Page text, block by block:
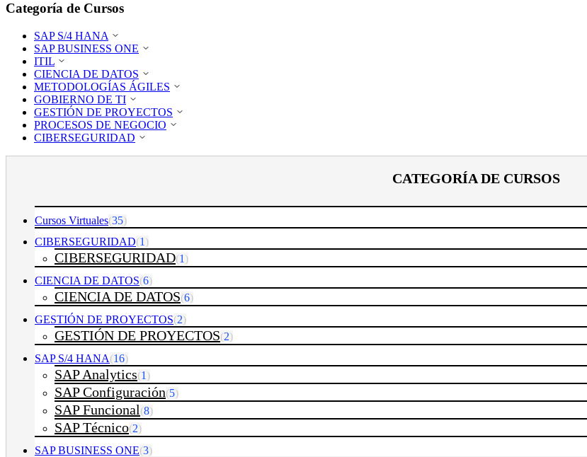
Categoría de Cursos
SAP S/4 HANA
SAP BUSINESS ONE
ITIL
CIENCIA DE DATOS
METODOLOGÍAS ÁGILES
GOBIERNO DE TI
GESTIÓN DE PROYECTOS
PROCESOS DE NEGOCIO
CIBERSEGURIDAD
CATEGORÍA DE CURSOS
Cursos Virtuales(35)
CIBERSEGURIDAD(1 )
CIBERSEGURIDAD(1 )
CIENCIA DE DATOS(6)
CIENCIA DE DATOS(6)
GESTIÓN DE PROYECTOS(2)
GESTIÓN DE PROYECTOS(2)
SAP S/4 HANA(16)
SAP Analytics(1 )
SAP Configuración(5)
SAP Funcional(8)
SAP Técnico(2)
SAP BUSINESS ONE(3)